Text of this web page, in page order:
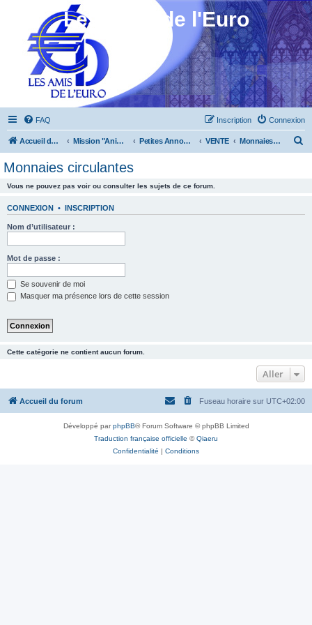
Les Amis de l'Euro
FAQ Connexion
Inscription
Accueil du forum Mission "Animation" Petites Annonces VENTE Monnaies circulantes
Monnaies circulantes
Vous ne pouvez pas voir ou consulter les sujets de ce forum.
CONNEXION • INSCRIPTION
Nom d’utilisateur :
Mot de passe :
Se souvenir de moi
Masquer ma présence lors de cette session
Cette catégorie ne contient aucun forum.
Aller
Accueil du forum Fuseau horaire sur UTC+02:00
Développé parphpBB® Forum Software © phpBB Limited
Traduction française officielle ©Qiaeru
Confidentialité | Conditions